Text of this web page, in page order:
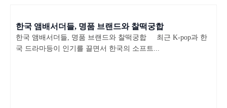
한국 앰배서더들, 명품 브랜드와 찰떡궁합
한국 앰배서더들, 명품 브랜드와 찰떡궁합 최근 K-pop과 한
국 드라마등이 인기를 끌면서 한국의 소프트...